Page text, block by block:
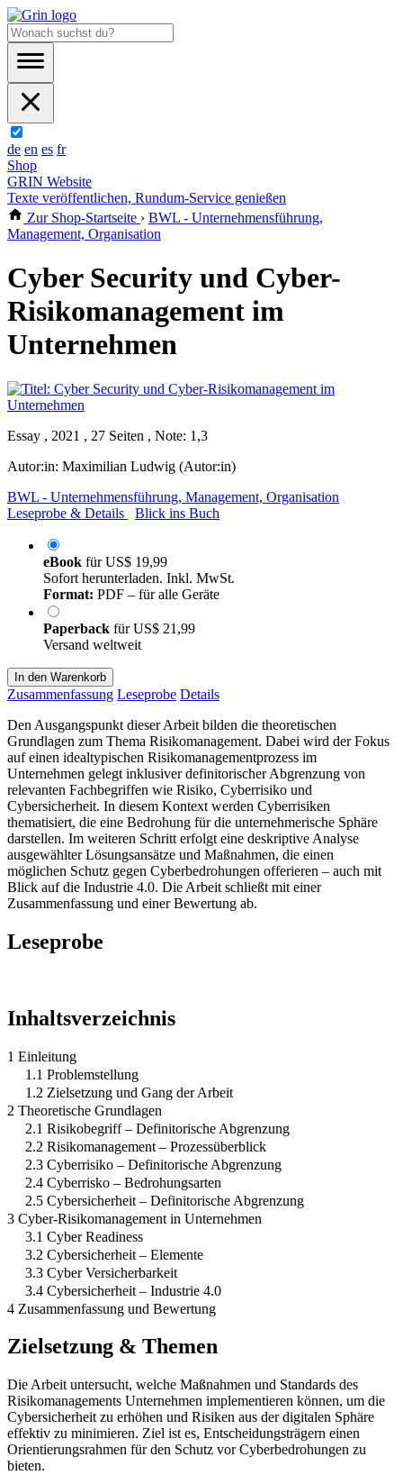
de en es fr
Shop
GRIN Website
Texte veröffentlichen, Rundum-Service genießen
Zur Shop-Startseite › BWL - Unternehmensführung,
Management, Organisation
Cyber Security und Cyber-
Risikomanagement im
Unternehmen
Essay , 2021 , 27 Seiten , Note: 1,3
Autor:in: Maximilian Ludwig (Autor:in)
BWL - Unternehmensführung, Management, Organisation
Leseprobe & Details
Blick ins Buch
eBook fürUS$ 19,99
Sofort herunterladen. Inkl. MwSt.
Format: PDF – für alle Geräte
Paperback fürUS$ 21,99
Versand weltweit
In den Warenkorb
Zusammenfassung Leseprobe Details
Den Ausgangspunkt dieser Arbeit bilden die theoretischen
Grundlagen zum Thema Risikomanagement. Dabei wird der Fokus
auf einen idealtypischen Risikomanagementprozess im
Unternehmen gelegt inklusiver definitorischer Abgrenzung von
relevanten Fachbegriffen wie Risiko, Cyberrisiko und
Cybersicherheit. In diesem Kontext werden Cyberrisiken
thematisiert, die eine Bedrohung für die unternehmerische Sphäre
darstellen. Im weiteren Schritt erfolgt eine deskriptive Analyse
ausgewählter Lösungsansätze und Maßnahmen, die einen
möglichen Schutz gegen Cyberbedrohungen offerieren – auch mit
Blick auf die Industrie 4.0. Die Arbeit schließt mit einer
Zusammenfassung und einer Bewertung ab.
Leseprobe
Inhaltsverzeichnis
1 Einleitung
1.1 Problemstellung
1.2 Zielsetzung und Gang der Arbeit
2 Theoretische Grundlagen
2.1 Risikobegriff – Definitorische Abgrenzung
2.2 Risikomanagement – Prozessüberblick
2.3 Cyberrisiko – Definitorische Abgrenzung
2.4 Cyberrisko – Bedrohungsarten
2.5 Cybersicherheit – Definitorische Abgrenzung
3 Cyber-Risikomanagement in Unternehmen
3.1 Cyber Readiness
3.2 Cybersicherheit – Elemente
3.3 Cyber Versicherbarkeit
3.4 Cybersicherheit – Industrie 4.0
4 Zusammenfassung und Bewertung
Zielsetzung & Themen
Die Arbeit untersucht, welche Maßnahmen und Standards des
Risikomanagements Unternehmen implementieren können, um die
Cybersicherheit zu erhöhen und Risiken aus der digitalen Sphäre
effektiv zu minimieren. Ziel ist es, Entscheidungsträgern einen
Orientierungsrahmen für den Schutz vor Cyberbedrohungen zu
bieten.